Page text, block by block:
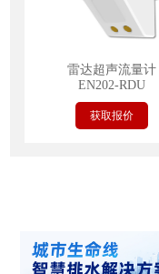
雷达超声流量计
EN202-RDU
获取报价